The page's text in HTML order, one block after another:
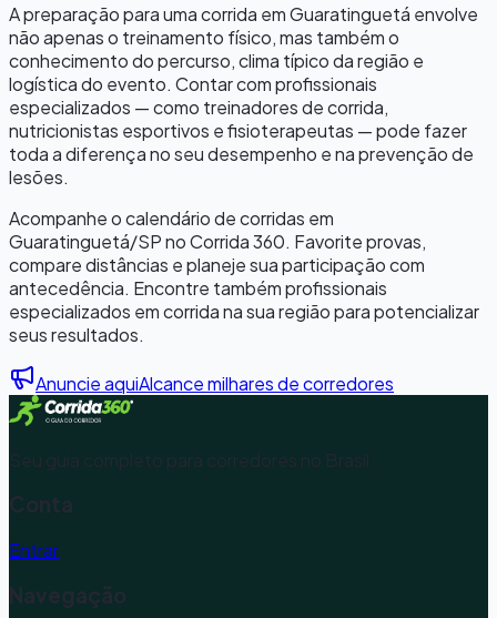
A preparação para uma corrida emGuaratinguetá envolve
não apenas o treinamento físico, mas também o
conhecimento do percurso, clima típico da região e
logística do evento. Contar com profissionais
especializados — como treinadores de corrida,
nutricionistas esportivos e fisioterapeutas — pode fazer
toda a diferença no seu desempenho e na prevenção de
lesões.
Acompanhe o calendário de corridas em
Guaratinguetá/SPno Corrida 360. Favorite provas,
compare distâncias e planeje sua participação com
antecedência. Encontre também profissionais
especializados em corrida na sua região para potencializar
seus resultados.
Anuncie aquiAlcance milhares de corredores
Seu guia completo para corredores no Brasil.
Conta
Entrar
Navegação